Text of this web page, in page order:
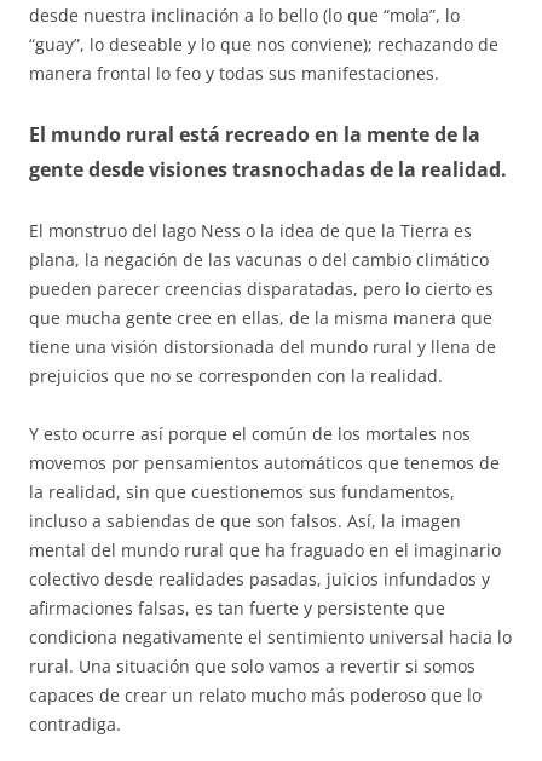
desde nuestra inclinación a lo bello (lo que “mola”, lo
“guay”, lo deseable y lo que nos conviene); rechazando de
manera frontal lo feo y todas sus manifestaciones.
El mundo rural está recreado en la mente de la
gente desde visiones trasnochadas de la realidad.
El monstruo del lago Ness o la idea de que la Tierra es
plana, la negación de las vacunas o del cambio climático
pueden parecer creencias disparatadas, pero lo cierto es
que mucha gente cree en ellas, de la misma manera que
tiene una visión distorsionada del mundo rural y llena de
prejuicios que no se corresponden con la realidad.
Y esto ocurre así porque el común de los mortales nos
movemos por pensamientos automáticos que tenemos de
la realidad, sin que cuestionemos sus fundamentos,
incluso a sabiendas de que son falsos. Así, la imagen
mental del mundo rural que ha fraguado en el imaginario
colectivo desde realidades pasadas, juicios infundados y
afirmaciones falsas, es tan fuerte y persistente que
condiciona negativamente el sentimiento universal hacia lo
rural. Una situación que solo vamos a revertir si somos
capaces de crear un relato mucho más poderoso que lo
contradiga.